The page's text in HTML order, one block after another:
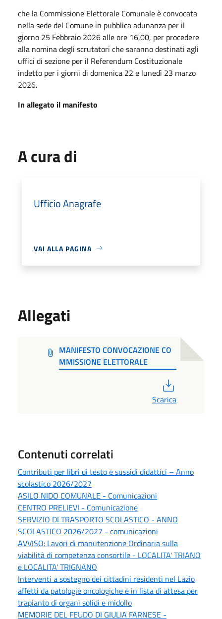
che la Commissione Elettorale Comunale è convocata
nella sede del Comune in pubblica adunanza per il
giorno 25 Febbraio 2026 alle ore 16,00, per procedere
alla nomina degli scrutatori che saranno destinati agli
uffici di sezione per il Referendum Costituzionale
indetto per i giorni di domenica 22 e lunedì 23 marzo
2026.
In allegato il manifesto
A cura di
Ufficio Anagrafe
VAI ALLA PAGINA
Allegati
MANIFESTO CONVOCAZIONE CO
MMISSIONE ELETTORALE
Scarica
Contenuti correlati
Contributi per libri di testo e sussidi didattici – Anno
scolastico 2026/2027
ASILO NIDO COMUNALE - Comunicazioni
CENTRO PRELIEVI - Comunicazione
SERVIZIO DI TRASPORTO SCOLASTICO - ANNO
SCOLASTICO 2026/2027 - comunicazioni
AVVISO: Lavori di manutenzione Ordinaria sulla
viabilità di competenza consortile - LOCALITA' TRIANO
e LOCALITA' TRIGNANO
Interventi a sostegno dei cittadini residenti nel Lazio
affetti da patologie oncologiche e in lista di attesa per
trapianto di organi solidi e midollo
MEMORIE DEL FEUDO DI GIULIA FARNESE -